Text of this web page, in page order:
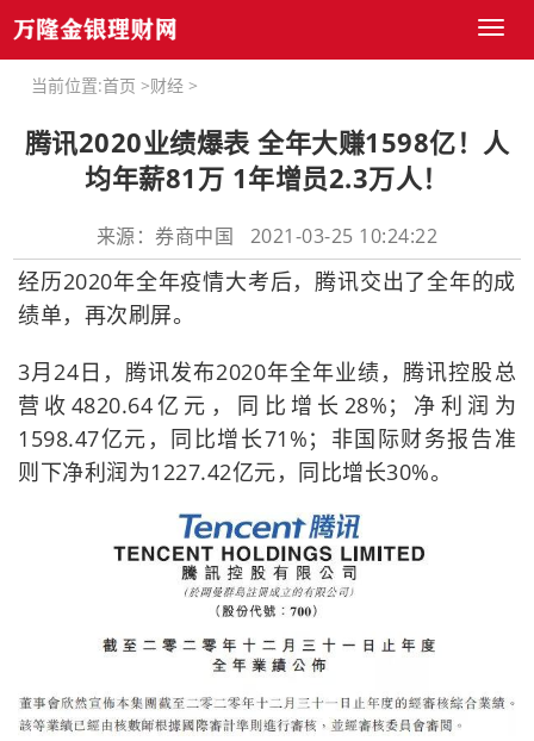
Toggle
当前位置:首页 >财经 >
腾讯2020业绩爆表 全年大赚1598亿！人
均年薪81万 1年增员2.3万人！
来源：券商中国 2021-03-25 10:24:22
经历2020年全年疫情大考后，腾讯交出了全年的成
绩单，再次刷屏。
3月24日，腾讯发布2020年全年业绩，腾讯控股总
营收4820.64亿元，同比增长28%；净利润为
1598.47亿元，同比增长71%；非国际财务报告准
则下净利润为1227.42亿元，同比增长30%。